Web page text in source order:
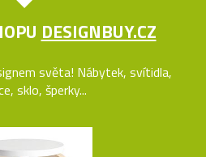
DESIGNBUY.CZ
světa! Nábytek, svítidla,
sklo, šperky...